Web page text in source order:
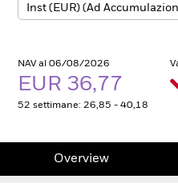
NAV al 06/08/2026
EUR 36,77
52 settimane: 26,85 - 40,18
Overview